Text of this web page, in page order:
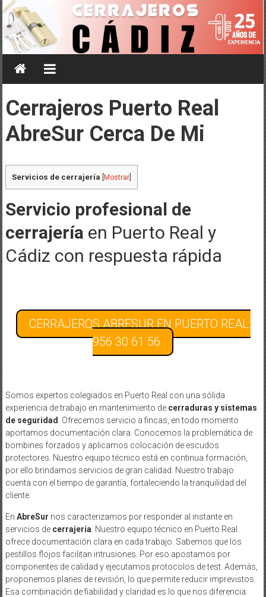
Saltar
al
contenido
Cerrajeros Puerto Real
AbreSur Cerca De Mi
Servicios de cerrajería Mostrar]
Servicio profesional de
cerrajería en Puerto Real y
Cádiz con respuesta rápida
CERRAJEROS ABRESUR EN PUERTO REAL:
956 30 61 56
Somos expertos colegiados en Puerto Real con una sólida
experiencia de trabajo en mantenimiento de cerraduras y sistemas
de seguridad
. Ofrecemos servicio a fincas, en todo momento
aportamos documentación clara. Conocemos la problemática de
bombines forzados y aplicamos colocación de escudos
protectores. Nuestro equipo técnico está en continua formación,
por ello brindamos servicios de gran calidad. Nuestro trabajo
cuenta con el tiempo de garantía, fortaleciendo la tranquilidad del
cliente.
En AbreSur nos caracterizamos por responder al instante en
servicios de cerrajería . Nuestro equipo técnico en Puerto Real
ofrece documentación clara en cada trabajo. Sabemos que los
pestillos flojos facilitan intrusiones. Por eso apostamos por
componentes de calidad y ejecutamos protocolos de test. Además,
proponemos planes de revisión, lo que permite reducir imprevistos.
Esa combinación de fiabilidad y claridad es lo que nos diferencia.